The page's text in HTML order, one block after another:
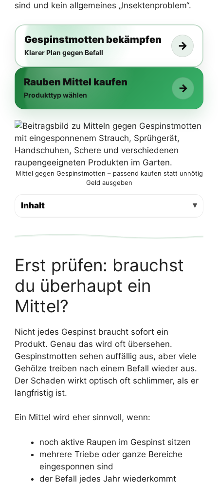
sind und kein allgemeines „Insektenproblem“.
Gespinstmotten bekämpfen
Klarer Plan gegen Befall
→
Rauben Mittel kaufen
Produkttyp wählen
→
Mittel gegen Gespinstmotten – passend kaufen statt unnötig
Geld ausgeben
Inhalt
Erst prüfen: brauchst
du überhaupt ein
Mittel?
Nicht jedes Gespinst braucht sofort ein
Produkt. Genau das wird oft übersehen.
Gespinstmotten sehen auffällig aus, aber viele
Gehölze treiben nach einem Befall wieder aus.
Der Schaden wirkt optisch oft schlimmer, als er
langfristig ist.
Ein Mittel wird eher sinnvoll, wenn:
noch aktive Raupen im Gespinst sitzen
mehrere Triebe oder ganze Bereiche
eingesponnen sind
der Befall jedes Jahr wiederkommt